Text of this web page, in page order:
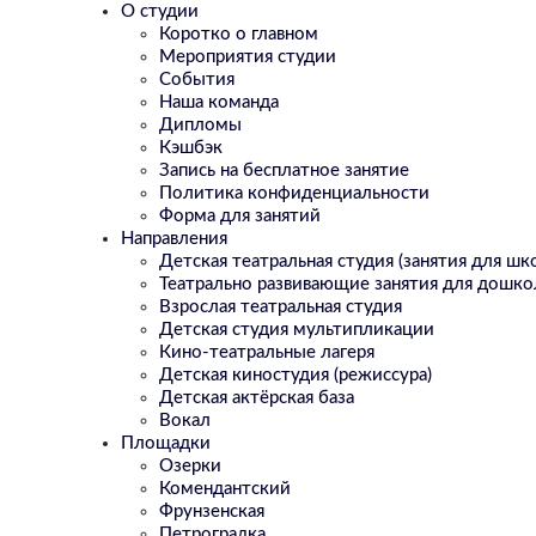
О студии
Коротко о главном
Мероприятия студии
События
Наша команда
Дипломы
Кэшбэк
Запись на бесплатное занятие
Политика конфиденциальности
Форма для занятий
Направления
Детская театральная студия (занятия для
Театрально развивающие занятия для
Взрослая театральная студия
Детская студия мультипликации
Кино-театральные лагеря
Детская киностудия (режиссура)
Детская актёрская база
Вокал
Площадки
Озерки
Комендантский
Фрунзенская